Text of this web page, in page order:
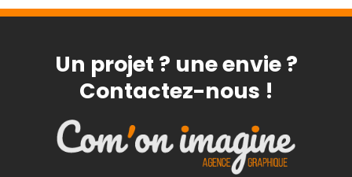
Un projet ? une envie ?
Contactez-nous !